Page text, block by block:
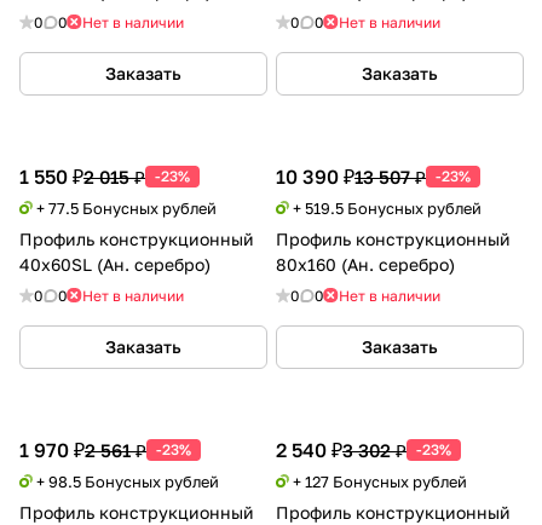
0 0 Нет в наличии
Заказать
0 0 Нет в наличии
Заказать
1 550 ₽2 015 ₽ -23%
+ 77.5 Бонусных рублей
Профиль конструкционный
40х60SL (Ан. серебро)
0 0 Нет в наличии
Заказать
10 390 ₽13 507 ₽ -23%
+ 519.5 Бонусных рублей
Профиль конструкционный
80х160 (Ан. серебро)
0 0 Нет в наличии
Заказать
1 970 ₽2 561 ₽ -23%
+ 98.5 Бонусных рублей
Профиль конструкционный
2 540 ₽3 302 ₽ -23%
+ 127 Бонусных рублей
Профиль конструкционный